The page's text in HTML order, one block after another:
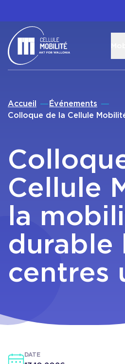
Retour à
Accueil
Événements
Colloque de la Cellule
Cellule
la
durable
centres
DATE